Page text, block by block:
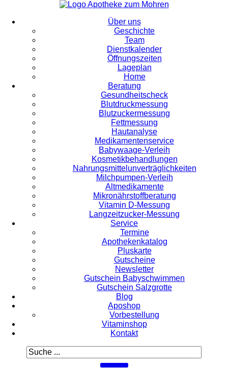
Über uns
Geschichte
Team
Dienstkalender
Öffnungszeiten
Lageplan
Home
Beratung
Gesundheitscheck
Blutdruckmessung
Blutzuckermessung
Fettmessung
Hautanalyse
Medikamentenservice
Babywaage-Verleih
Kosmetikbehandlungen
Nahrungsmittelunverträglichkeiten
Milchpumpen-Verleih
Altmedikamente
Mikronährstoffberatung
Vitamin D-Messung
Langzeitzucker-Messung
Service
Termine
Apothekenkatalog
Pluskarte
Gutscheine
Newsletter
Gutschein Babyschwimmen
Gutschein Salzgrotte
Blog
Aposhop
Vorbestellung
Vitaminshop
Kontakt